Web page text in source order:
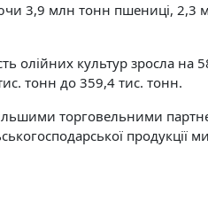
3,9 млн тонн пшениці, 2,3
олійних культур зросла
тонн до 359,4 тис. тонн.
торговельними
продукції